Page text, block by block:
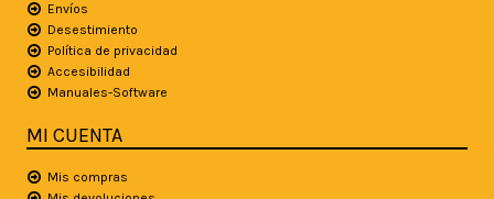
Envíos
Desestimiento
Política de privacidad
Accesibilidad
Manuales-Software
MI CUENTA
Mis compras